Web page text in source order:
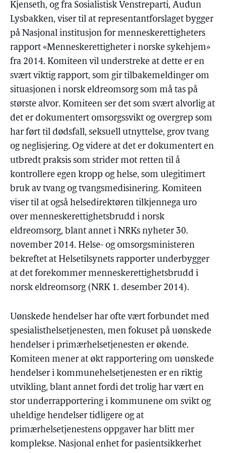
Kjenseth, og fra Sosialistisk Venstreparti, Audun
Lysbakken, viser til at representantforslaget bygger
på Nasjonal institusjon for menneskerettigheters
rapport «Menneskerettigheter i norske sykehjem»
fra 2014. Komiteen vil understreke at dette er en
svært viktig rapport, som gir tilbakemeldinger om
situasjonen i norsk eldreomsorg som må tas på
største alvor. Komiteen ser det som svært alvorlig at
det er dokumentert omsorgssvikt og overgrep som
har ført til dødsfall, seksuell utnyttelse, grov tvang
og neglisjering. Og videre at det er dokumentert en
utbredt praksis som strider mot retten til å
kontrollere egen kropp og helse, som ulegitimert
bruk av tvang og tvangsmedisinering. Komiteen
viser til at også helsedirektøren tilkjennega uro
over menneskerettighetsbrudd i norsk
eldreomsorg, blant annet i NRKs nyheter 30.
november 2014. Helse- og omsorgsministeren
bekreftet at Helsetilsynets rapporter underbygger
at det forekommer menneskerettighetsbrudd i
norsk eldreomsorg (NRK 1. desember 2014).
Uønskede hendelser har ofte vært forbundet med
spesialisthelsetjenesten, men fokuset på uønskede
hendelser i primærhelsetjenesten er økende.
Komiteen mener at økt rapportering om uønskede
hendelser i kommunehelsetjenesten er en riktig
utvikling, blant annet fordi det trolig har vært en
stor underrapportering i kommunene om svikt og
uheldige hendelser tidligere og at
primærhelsetjenestens oppgaver har blitt mer
komplekse. Nasjonal enhet for pasientsikkerhet